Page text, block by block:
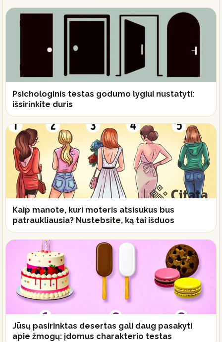
Psichologinis testas godumo lygiui nustatyti:
išsirinkite duris
Kaip manote, kuri moteris atsisukus bus
patraukliausia? Nustebsite, ką tai išduos
Jūsų pasirinktas desertas gali daug pasakyti
apie žmogų: įdomus charakterio testas